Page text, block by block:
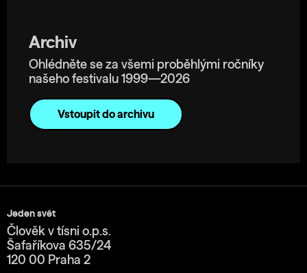
Archiv
Ohlédněte se za všemi proběhlými ročníky
našeho festivalu 1999—2026
Vstoupit do archivu
Jeden svět
Člověk v tísni o.p.s.
Šafaříkova 635/24
120 00 Praha 2